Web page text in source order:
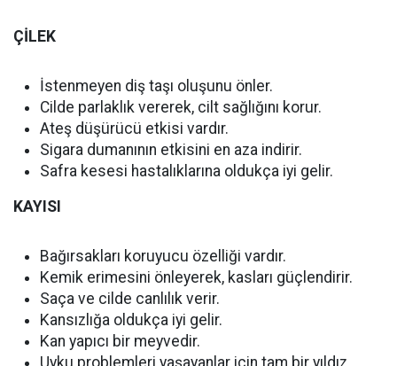
ÇİLEK
İstenmeyen diş taşı oluşunu önler.
Cilde parlaklık vererek, cilt sağlığını korur.
Ateş düşürücü etkisi vardır.
Sigara dumanının etkisini en aza indirir.
Safra kesesi hastalıklarına oldukça iyi gelir.
KAYISI
Bağırsakları koruyucu özelliği vardır.
Kemik erimesini önleyerek, kasları güçlendirir.
Saça ve cilde canlılık verir.
Kansızlığa oldukça iyi gelir.
Kan yapıcı bir meyvedir.